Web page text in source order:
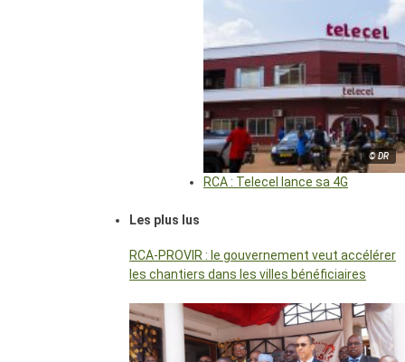
© DR
RCA : Telecel lance sa 4G
Les plus lus
RCA-PROVIR : le gouvernement veut accélérer
les chantiers dans les villes bénéficiaires